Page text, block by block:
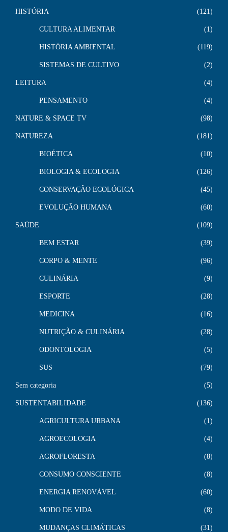
HISTÓRIA 121
CULTURA ALIMENTAR 1
HISTÓRIA AMBIENTAL 119
SISTEMAS DE CULTIVO 2
LEITURA 4
PENSAMENTO 4
NATURE & SPACE TV 98
NATUREZA 181
BIOÉTICA 10
BIOLOGIA & ECOLOGIA 126
CONSERVAÇÃO ECOLÓGICA 45
EVOLUÇÃO HUMANA 60
SAÚDE 109
BEM ESTAR 39
CORPO & MENTE 96
CULINÁRIA 9
ESPORTE 28
MEDICINA 16
NUTRIÇÃO & CULINÁRIA 28
ODONTOLOGIA 5
SUS 79
Sem categoria 5
SUSTENTABILIDADE 136
AGRICULTURA URBANA 1
AGROECOLOGIA 4
AGROFLORESTA 8
CONSUMO CONSCIENTE 8
ENERGIA RENOVÁVEL 60
MODO DE VIDA 8
MUDANÇAS CLIMÁTICAS 31